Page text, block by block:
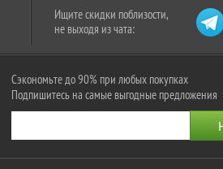
Ищите скидки поблизости,
не выходя из чата:
Сэкономьте до 90% при любых покупках
Подпишитесь на самые выгодные предложения